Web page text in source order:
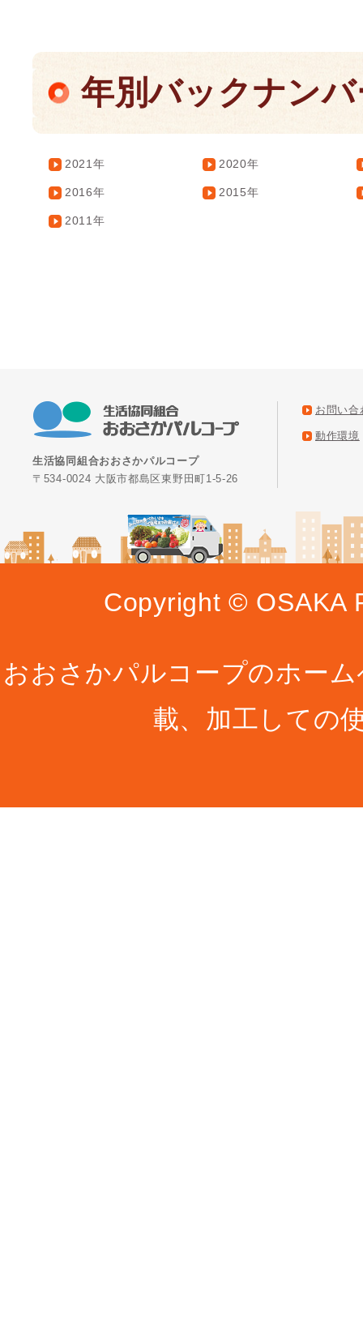
年別バックナン
2021年 2020年
2016年 2015年
2011年
生活協同組合おおさかパルコープ
〒534-0024 大阪市都島区東野田町1-5-26
お問い合
動作環境
Copyright © OSAKA
おおさかパルコープのホー
載、加工しての